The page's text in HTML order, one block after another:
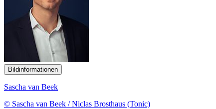
Bildinformationen
Sascha van Beek
© Sascha van Beek / Niclas Brosthaus (Tonic)